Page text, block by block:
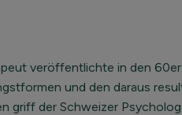
veröffentlichte in den
und den daraus
griff der Schweizer